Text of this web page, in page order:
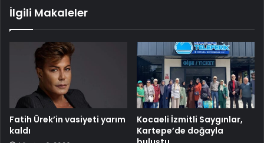
İlgili Makaleler
Fatih Ürek’in vasiyeti yarım
kaldı
Kocaeli İzmitli Saygınlar,
Kartepe’de doğayla